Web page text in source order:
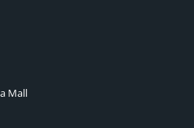
Mall